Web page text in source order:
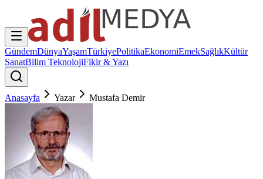
GündemDünyaYaşamTürkiyePolitikaEkonomiEmekSağlıkKültür
SanatBilim TeknolojiFikir & Yazı
Anasayfa Yazar Mustafa Demir